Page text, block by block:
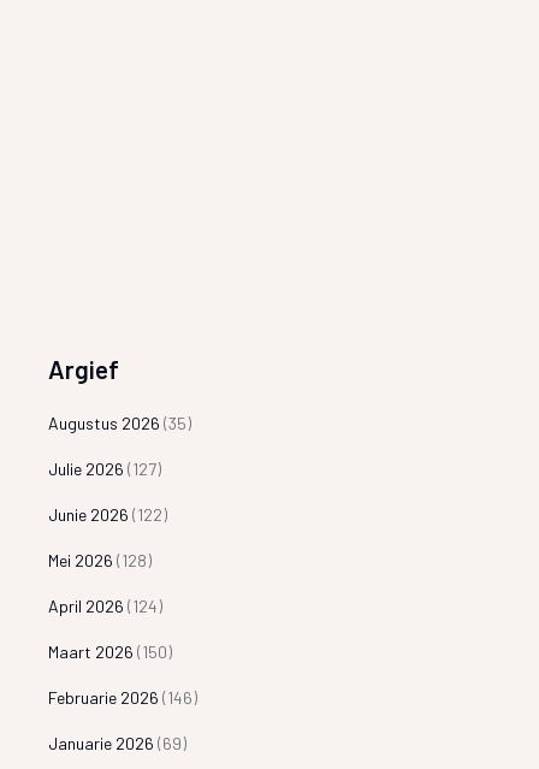
Argief
Augustus 2026 (35)
Julie 2026 (127)
Junie 2026 (122)
Mei 2026 (128)
April 2026 (124)
Maart 2026 (150)
Februarie 2026 (146)
Januarie 2026 (69)